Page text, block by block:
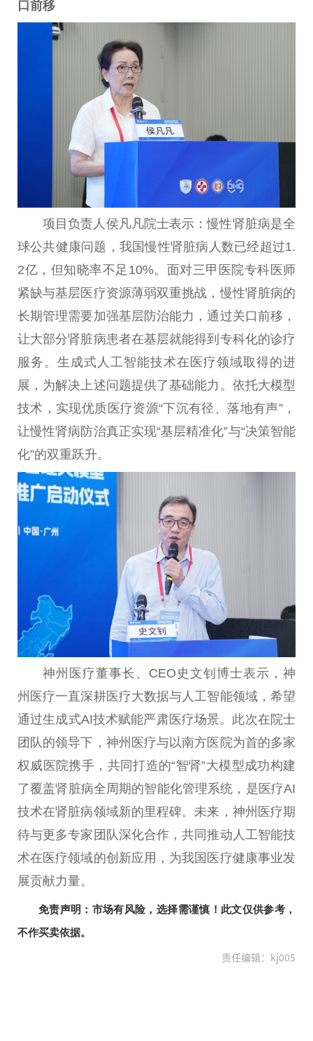
口前移
项目负责人侯凡凡院士表示：慢性肾脏病是全
球公共健康问题，我国慢性肾脏病人数已经超过1.
2亿，但知晓率不足10%。面对三甲医院专科医师
紧缺与基层医疗资源薄弱双重挑战，慢性肾脏病的
长期管理需要加强基层防治能力，通过关口前移，
让大部分肾脏病患者在基层就能得到专科化的诊疗
服务。生成式人工智能技术在医疗领域取得的进
展，为解决上述问题提供了基础能力。依托大模型
技术，实现优质医疗资源“下沉有径、落地有声”，
让慢性肾病防治真正实现“基层精准化”与“决策智能
化”的双重跃升。
神州医疗董事长、CEO史文钊博士表示，神
州医疗一直深耕医疗大数据与人工智能领域，希望
通过生成式AI技术赋能严肃医疗场景。此次在院士
团队的领导下，神州医疗与以南方医院为首的多家
权威医院携手，共同打造的“智肾”大模型成功构建
了覆盖肾脏病全周期的智能化管理系统，是医疗AI
技术在肾脏病领域新的里程碑。未来，神州医疗期
待与更多专家团队深化合作，共同推动人工智能技
术在医疗领域的创新应用，为我国医疗健康事业发
展贡献力量。
免责声明：市场有风险，选择需谨慎！此文仅供参考，
不作买卖依据。
责任编辑：kj005